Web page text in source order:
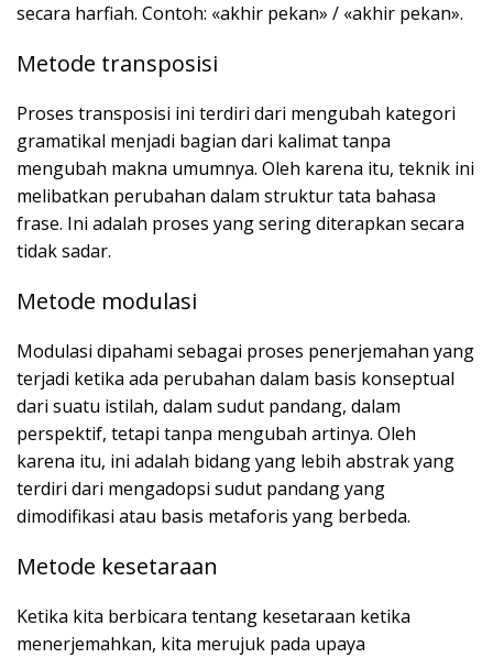
secara harfiah. Contoh: «akhir pekan» / «akhir pekan».
Metode transposisi
Proses transposisi ini terdiri dari mengubah kategori
gramatikal menjadi bagian dari kalimat tanpa
mengubah makna umumnya. Oleh karena itu, teknik ini
melibatkan perubahan dalam struktur tata bahasa
frase. Ini adalah proses yang sering diterapkan secara
tidak sadar.
Metode modulasi
Modulasi dipahami sebagai proses penerjemahan yang
terjadi ketika ada perubahan dalam basis konseptual
dari suatu istilah, dalam sudut pandang, dalam
perspektif, tetapi tanpa mengubah artinya. Oleh
karena itu, ini adalah bidang yang lebih abstrak yang
terdiri dari mengadopsi sudut pandang yang
dimodifikasi atau basis metaforis yang berbeda.
Metode kesetaraan
Ketika kita berbicara tentang kesetaraan ketika
menerjemahkan, kita merujuk pada upaya